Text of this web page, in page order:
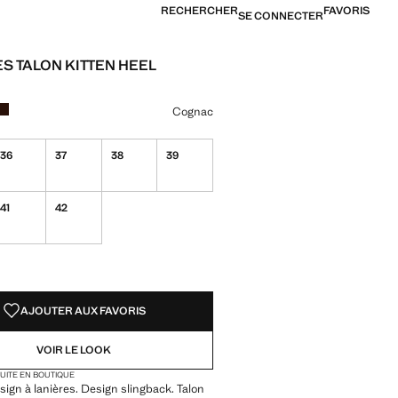
RECHERCHERSE CONNECTERFAVORIS
TALON KITTEN HEEL
XPF ]
couleur
sélectionnée
Écru Chocolat
Cognac
36 37 38 39
41 42
AJOUTER AUX FAVORIS
VOIR LE LOOK
EN BOUTIQUE
à lanières. Design slingback. Talon